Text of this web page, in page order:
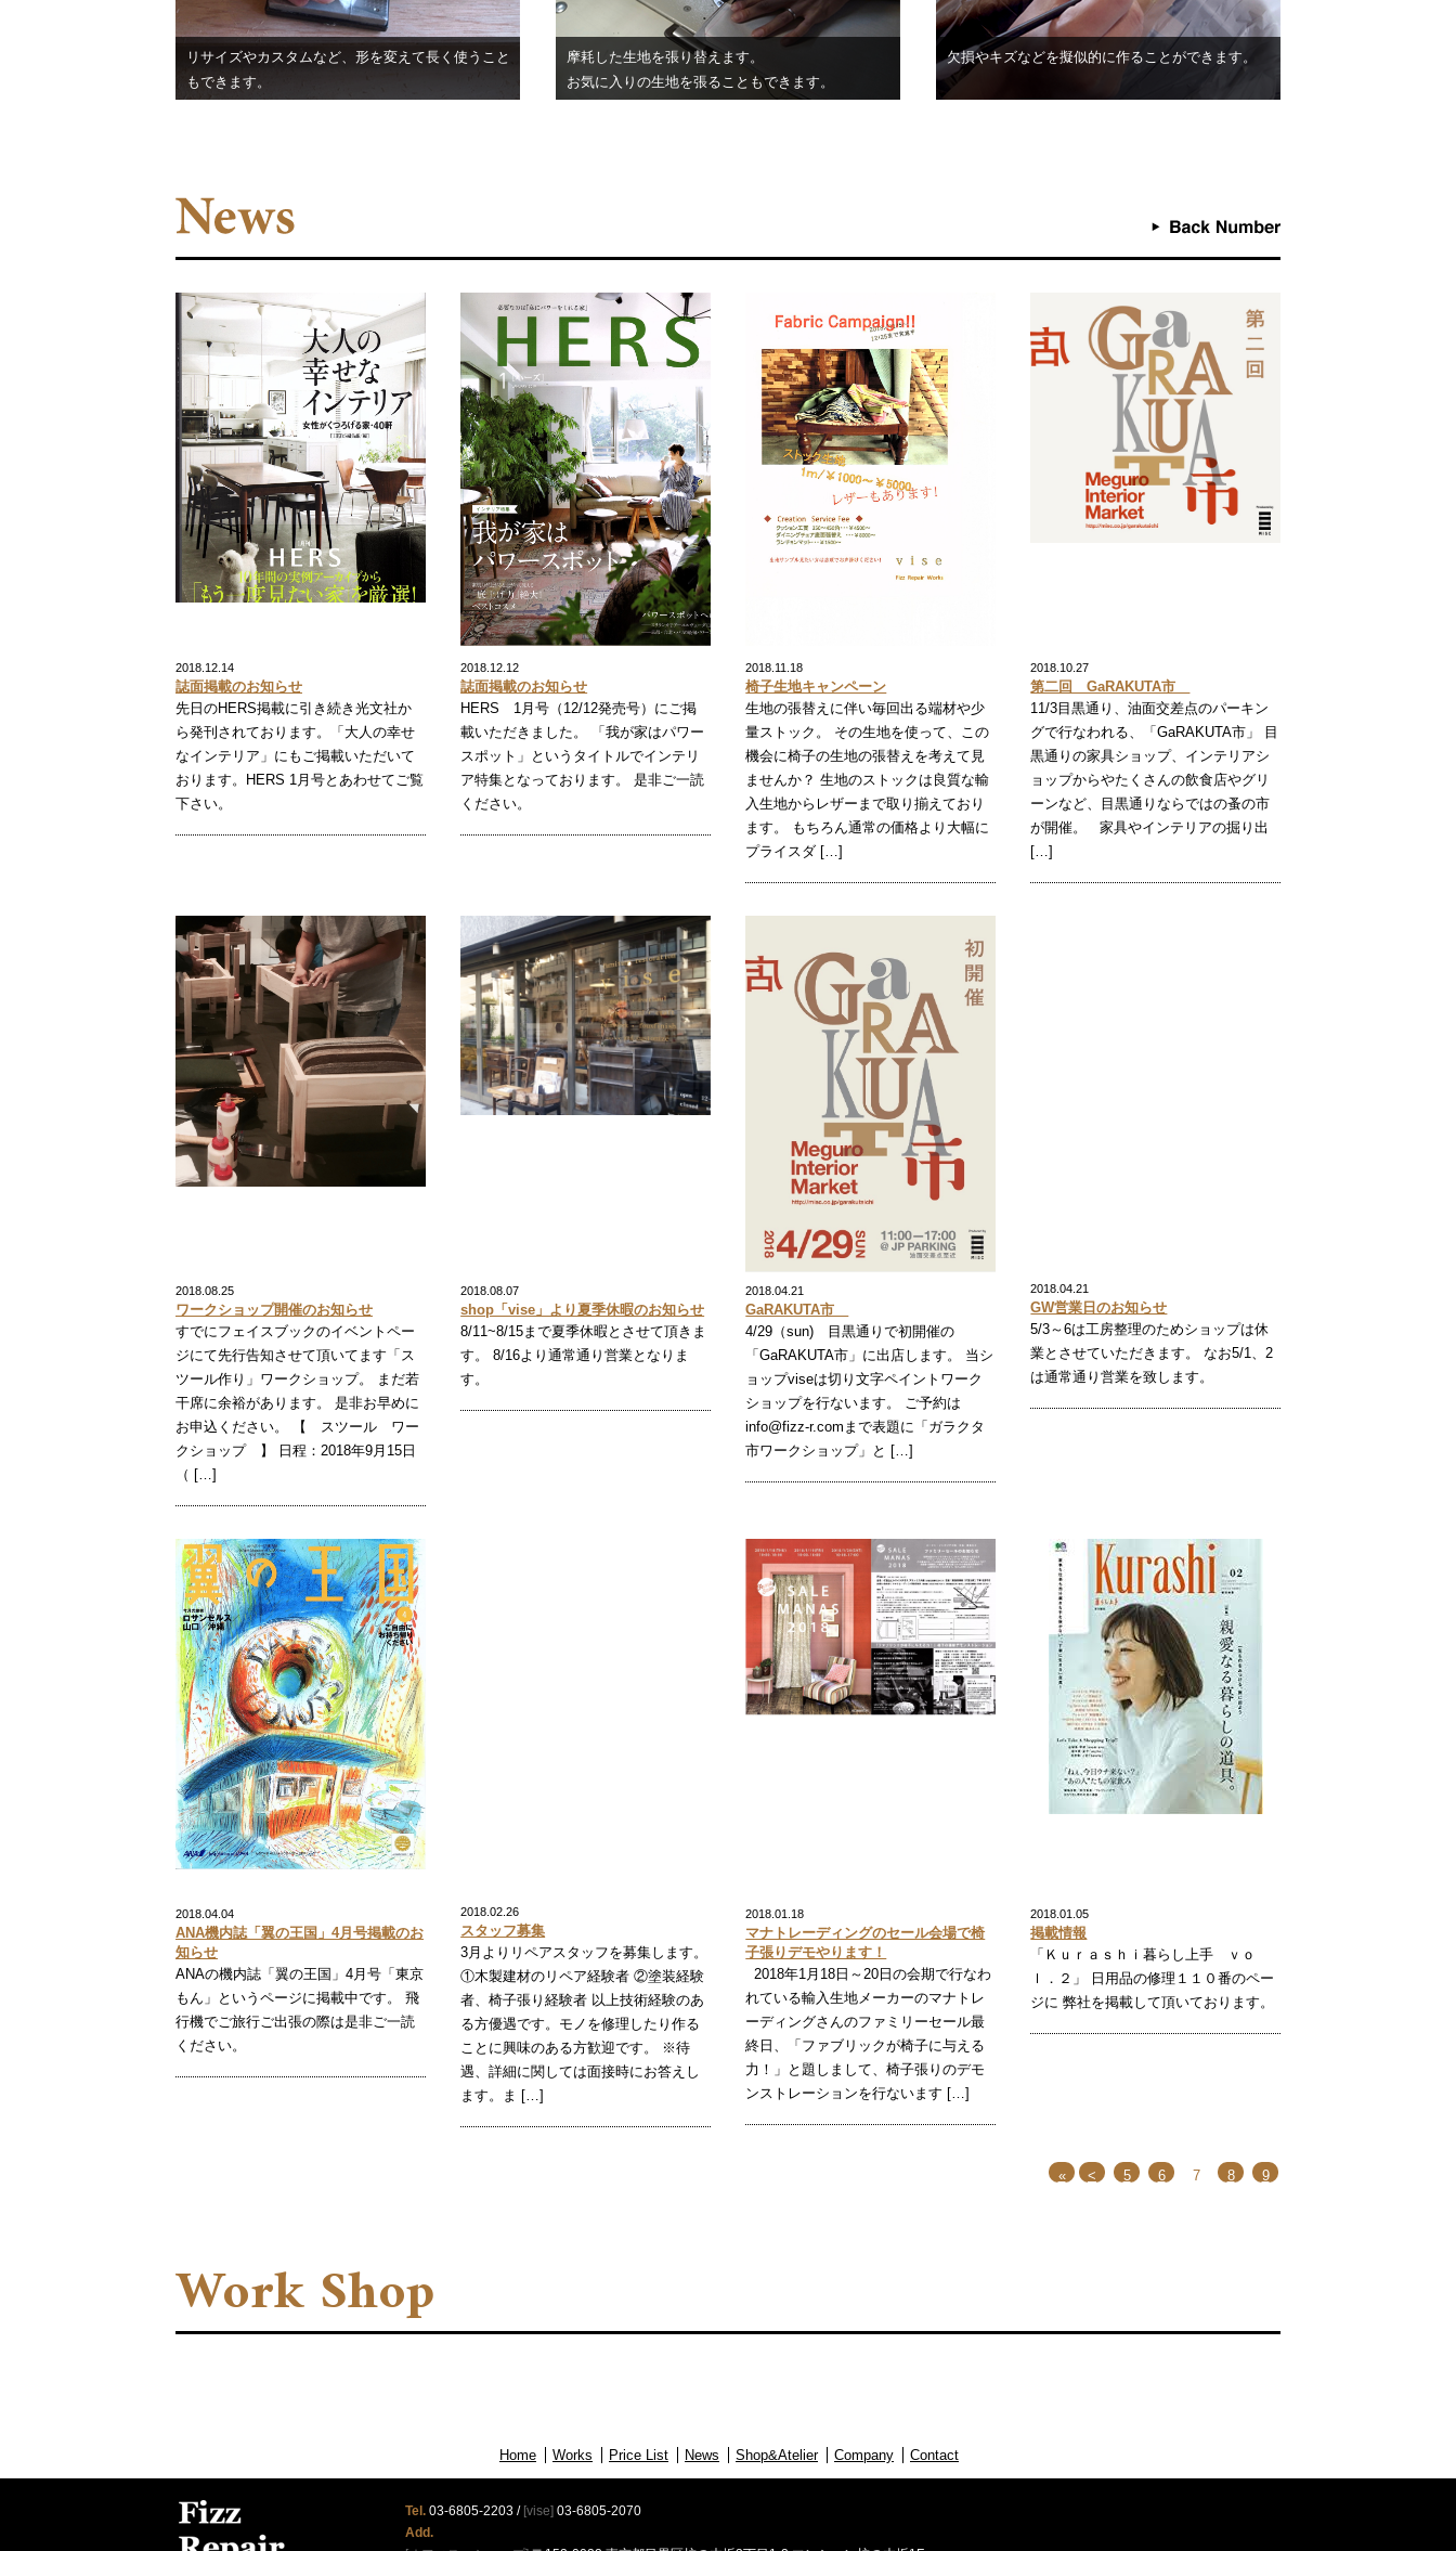
リサイズやカスタムなど、形を変えて長く使うこと
もできます。
摩耗した生地を張り替えます。
お気に入りの生地を張ることもできます。
欠損やキズなどを擬似的に作ることができます。
2018.12.14
誌面掲載のお知らせ
先日のHERS掲載に引き続き光文社か
ら発刊されております。「大人の幸せ
なインテリア」にもご掲載いただいて
おります。HERS 1月号とあわせてご覧
下さい。
2018.12.12
誌面掲載のお知らせ
HERS 1月号（12/12発売号）にご掲
載いただきました。 「我が家はパワー
スポット」というタイトルでインテリ
ア特集となっております。 是非ご一読
ください。
2018.11.18
椅子生地キャンペーン
生地の張替えに伴い毎回出る端材や少
量ストック。 その生地を使って、この
機会に椅子の生地の張替えを考えて見
ませんか？ 生地のストックは良質な輸
入生地からレザーまで取り揃えており
ます。 もちろん通常の価格より大幅に
プライスダ […]
2018.10.27
第二回 GaRAKUTA市
11/3目黒通り、油面交差点のパーキン
グで行なわれる、「GaRAKUTA市」 目
黒通りの家具ショップ、インテリアシ
ョップからやたくさんの飲食店やグリ
ーンなど、目黒通りならではの蚤の市
が開催。 家具やインテリアの掘り出
[…]
2018.08.25
ワークショップ開催のお知らせ
すでにフェイスブックのイベントペー
ジにて先行告知させて頂いてます「ス
ツール作り」ワークショップ。 まだ若
干席に余裕があります。 是非お早めに
お申込ください。 【 スツール ワー
クショップ 】 日程：2018年9月15日
（ […]
2018.08.07
shop「vise」より夏季休暇のお知らせ
8/11~8/15まで夏季休暇とさせて頂きま
す。 8/16より通常通り営業となりま
す。
2018.04.21
GaRAKUTA市
4/29（sun) 目黒通りで初開催の
「GaRAKUTA市」に出店します。 当シ
ョップviseは切り文字ペイントワーク
ショップを行ないます。 ご予約は
info@fizz-r.comまで表題に「ガラクタ
市ワークショップ」と […]
2018.04.21
GW営業日のお知らせ
5/3～6は工房整理のためショップは休
業とさせていただきます。 なお5/1、2
は通常通り営業を致します。
2018.04.04
ANA機内誌「翼の王国」4月号掲載のお
知らせ
ANAの機内誌「翼の王国」4月号「東京
もん」というページに掲載中です。 飛
行機でご旅行ご出張の際は是非ご一読
ください。
2018.02.26
スタッフ募集
3月よりリペアスタッフを募集します。
①木製建材のリペア経験者 ②塗装経験
者、椅子張り経験者 以上技術経験のあ
る方優遇です。モノを修理したり作る
ことに興味のある方歓迎です。 ※待
遇、詳細に関しては面接時にお答えし
ます。ま […]
2018.01.18
マナトレーディングのセール会場で椅
子張りデモやります！
2018年1月18日～20日の会期で行なわ
れている輸入生地メーカーのマナトレ
ーディングさんのファミリーセール最
終日、「ファブリックが椅子に与える
力！」と題しまして、椅子張りのデモ
ンストレーションを行ないます […]
2018.01.05
掲載情報
「Ｋｕｒａｓｈｉ暮らし上手 ｖｏ
ｌ．２」 日用品の修理１１０番のペー
ジに 弊社を掲載して頂いております。
« < 5 6 7 8 9
Work Shop
Home Works Price List News Shop&Atelier Company Contact
Tel. 03-6805-2203 / [vise] 03-6805-2070
Add.